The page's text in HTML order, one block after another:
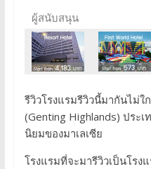
ผู้สนับสนุน
รีวิวโรงแรมรีวิวนี้มากันไม่ใ
(Genting Highlands) ประ
นิยมของมาเลเซีย
โรงแรมที่จะมารีวิวเป็นโรง